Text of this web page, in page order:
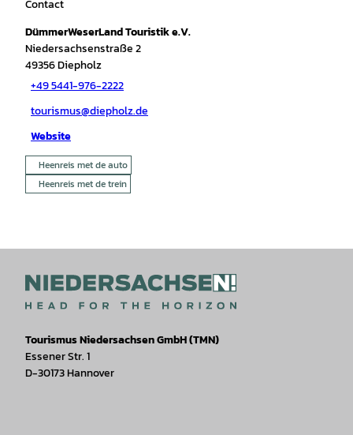
Contact
DümmerWeserLand Touristik e.V.
Niedersachsenstraße 2
49356Diepholz
+49 5441-976-2222
tourismus@diepholz.de
Website
Heenreis met de auto
Heenreis met de trein
Tourismus Niedersachsen GmbH (TMN)
Essener Str. 1
D-30173 Hannover